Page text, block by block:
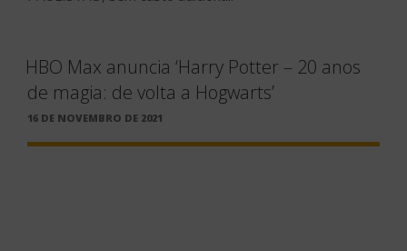
HBO Max anuncia ‘Harry Potter – 20 anos
de magia: de volta a Hogwarts’
PUBLICADO
16 DE NOVEMBRO DE 2021